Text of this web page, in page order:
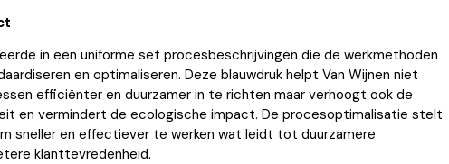
in een uniforme set procesbeschrijvingen die de werkmethoden
en optimaliseren. Deze blauwdruk helpt Van Wijnen niet
efficiënter en duurzamer in te richten maar verhoogt ook de
en vermindert de ecologische impact. De procesoptimalisatie stelt
sneller en effectiever te werken wat leidt tot duurzamere
klanttevredenheid.